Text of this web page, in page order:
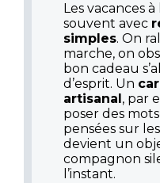
Les vacances
souvent avec
simples. On
marche, on
bon cadeau
d’esprit. Un
artisanal , par
poser des
pensées sur
devient un
compagnon
l’instant.